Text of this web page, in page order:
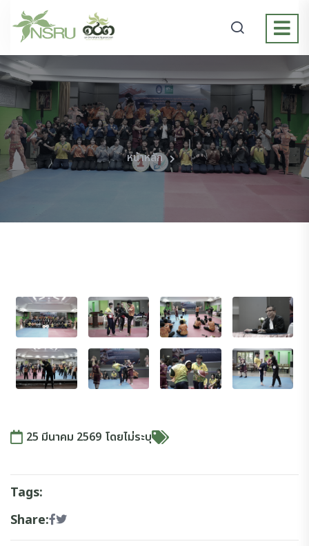
หน้าหลัก
25 มีนาคม 2569 โดยไม่ระบุ
Tags:
Share: